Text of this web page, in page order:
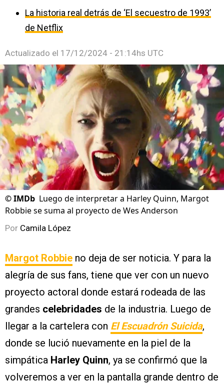
La historia real detrás de ‘El secuestro de 1993’
de Netflix
Actualizado el 17/12/2024 - 21:14hs UTC
©IMDb Luego de interpretar a Harley Quinn, Margot
Robbie se suma al proyecto de Wes Anderson
Por Camila López
Margot Robbie no deja de ser noticia. Y para la
alegría de sus fans, tiene que ver con un nuevo
proyecto actoral donde estará rodeada de las
grandes celebridades de la industria. Luego de
llegar a la cartelera con El Escuadrón Suicida,
donde se lució nuevamente en la piel de la
simpática Harley Quinn, ya se confirmó que la
volveremos a ver en la pantalla grande dentro de